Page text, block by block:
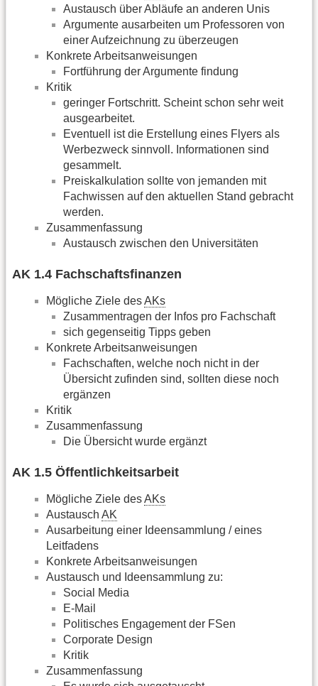
Austausch über Abläufe an anderen Unis
Argumente ausarbeiten um Professoren von
einer Aufzeichnung zu überzeugen
Konkrete Arbeitsanweisungen
Fortführung der Argumente findung
Kritik
geringer Fortschritt. Scheint schon sehr weit
ausgearbeitet.
Eventuell ist die Erstellung eines Flyers als
Werbezweck sinnvoll. Informationen sind
gesammelt.
Preiskalkulation sollte von jemanden mit
Fachwissen auf den aktuellen Stand gebracht
werden.
Zusammenfassung
Austausch zwischen den Universitäten
AK 1.4 Fachschaftsfinanzen
Mögliche Ziele desAKs
Zusammentragen der Infos pro Fachschaft
sich gegenseitig Tipps geben
Konkrete Arbeitsanweisungen
Fachschaften, welche noch nicht in der
Übersicht zufinden sind, sollten diese noch
ergänzen
Kritik
Zusammenfassung
Die Übersicht wurde ergänzt
AK 1.5 Öffentlichkeitsarbeit
Mögliche Ziele desAKs
Austausch AK
Ausarbeitung einer Ideensammlung / eines
Leitfadens
Konkrete Arbeitsanweisungen
Austausch und Ideensammlung zu:
Social Media
E-Mail
Politisches Engagement der FSen
Corporate Design
Kritik
Zusammenfassung